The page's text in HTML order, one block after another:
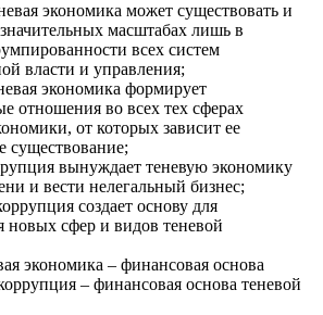
экономика может существовать и
значительных масштабах лишь в
всех систем
власти и управления;
экономика формирует
отношения во всех тех сферах
от которых зависит ее
существование;
вынуждает теневую экономику
и вести нелегальный бизнес;
создает основу для
новых сфер и видов теневой
экономика – финансовая основа
– финансовая основа теневой